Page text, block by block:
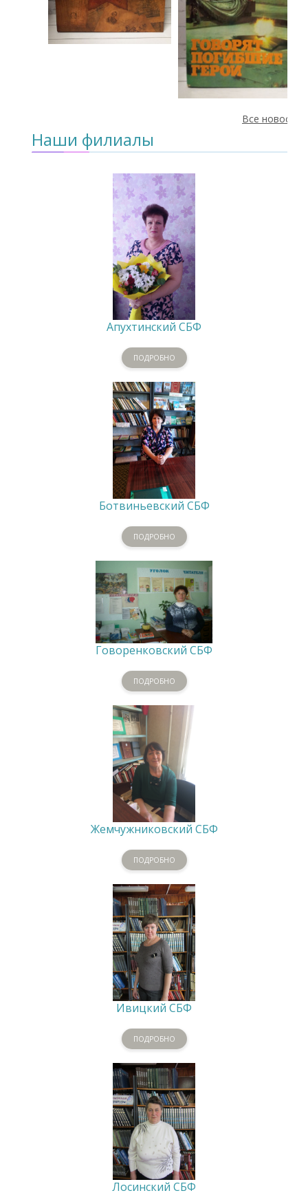
Все новости
Наши филиалы
Апухтинский СБФ
ПОДРОБНО
Ботвиньевский СБФ
ПОДРОБНО
Говоренковский СБФ
ПОДРОБНО
Жемчужниковский СБФ
ПОДРОБНО
Ивицкий СБФ
ПОДРОБНО
Лосинский СБФ